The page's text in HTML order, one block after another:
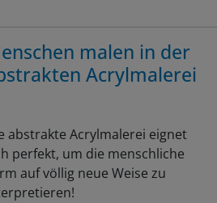
malen in der
Acrylmalerei
abstrakte Acrylmalerei eignet
perfekt, um die menschliche
auf völlig neue Weise zu